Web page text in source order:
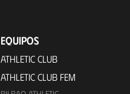
EQUIPOS
ATHLETIC CLUB
ATHLETIC CLUB FEM